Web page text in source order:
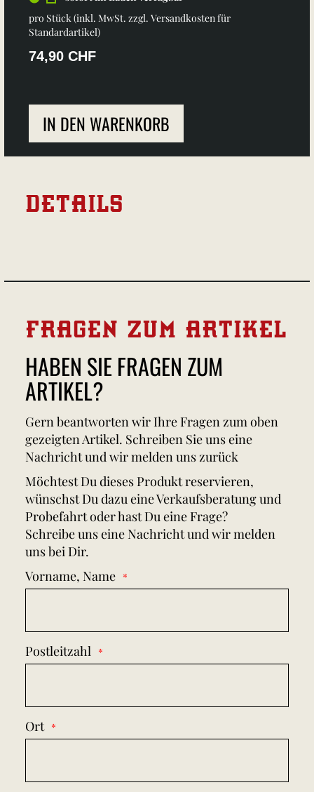
pro Stück (inkl. MwSt. zzgl. Versandkosten für
Standardartikel)
74,90 CHF
IN DEN WARENKORB
DETAILS
FRAGEN ZUM ARTIKEL
HABEN SIE FRAGEN ZUM
ARTIKEL?
Gern beantworten wir Ihre Fragen zum oben
gezeigten Artikel. Schreiben Sie uns eine
Nachricht und wir melden uns zurück
Möchtest Du dieses Produkt reservieren,
wünschst Du dazu eine Verkaufsberatung und
Probefahrt oder hast Du eine Frage?
Schreibe uns eine Nachricht und wir melden
uns bei Dir.
Vorname, Name
Postleitzahl
Ort